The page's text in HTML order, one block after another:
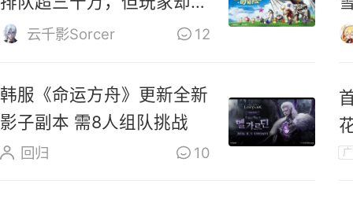
不满？云千影Sorcer 12
韩服《命运方舟》更新全新
影子副本 需8人组队挑战
回归 10